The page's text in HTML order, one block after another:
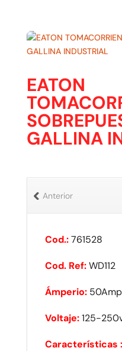
EATON
GALLINA
Anterior
Cod.:761528
Cod. Ref:WD112
Ámperio: 50Amp
Voltaje:125-
Características :